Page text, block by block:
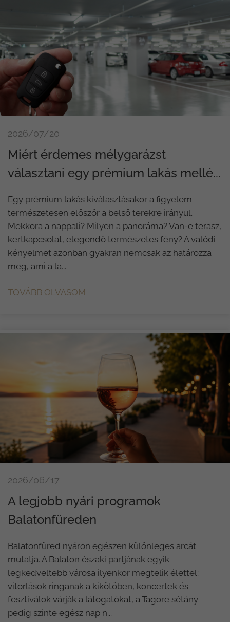
2026/07/20
Miért érdemes mélygarázst
választani egy prémium lakás mellé...
Egy prémium lakás kiválasztásakor a figyelem
természetesen először a belső terekre irányul.
Mekkora a nappali? Milyen a panoráma? Van-e terasz,
kertkapcsolat, elegendő természetes fény? A valódi
kényelmet azonban gyakran nemcsak az határozza
meg, ami a la...
TOVÁBB OLVASOM
2026/06/17
A legjobb nyári programok
Balatonfüreden
Balatonfüred nyáron egészen különleges arcát
mutatja. A Balaton északi partjának egyik
legkedveltebb városa ilyenkor megtelik élettel:
vitorlások ringanak a kikötőben, koncertek és
fesztiválok várják a látogatókat, a Tagore sétány
pedig szinte egész nap n...